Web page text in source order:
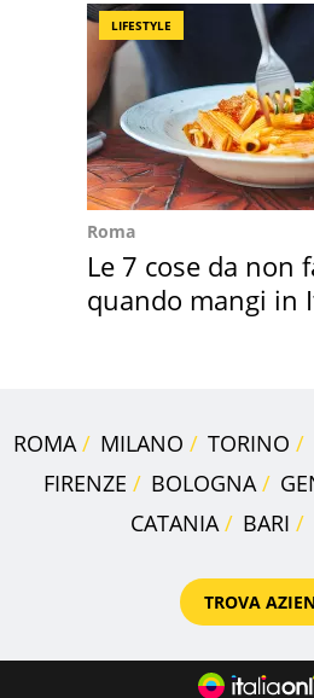
LIFESTYLE
Roma
Le 7 cose da non
quando mangi in
ROMA MILANO TORINO
FIRENZE
BOLOGNA
CATANIA
BARI
TROVA